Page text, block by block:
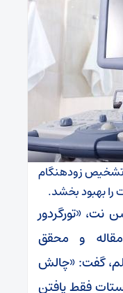
زودهنگام
را بهبود بخشد.
نت، «تورگردور
مقاله و محقق
گفت: «چالش
فقط یافتن